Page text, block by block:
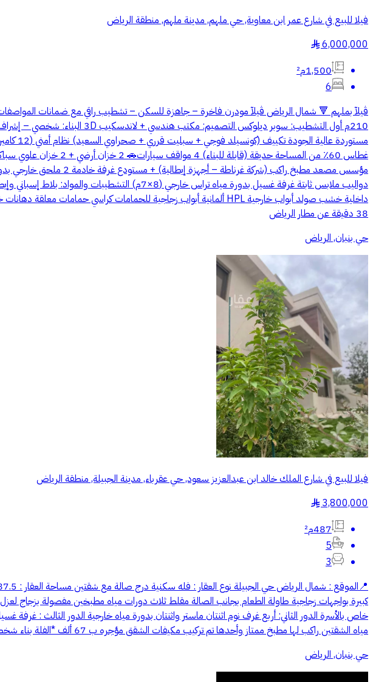
فيلا للبيع في شارع عمر ابن معاوية, حي ملهم, مدينة ملهم, منطقة الرياض
6,000,000
§
1,500م²
6
38 دقيقة عن مطار الرياض
حي بنبان, الرياض
فيلا للبيع في شارع الملك خالد ابن عبدالعزيز سعود, حي عقرباء, مدينة الجبيلة, منطقة الرياض
3,800,000
§
487م²
5
3
كبيرة بواجهات زجاجية طاولة الطعام بجانب الصالة مقلط ثلاث دورات مياه مطبخين مفصولة بزجاج
خاص بالأسرة الدور الثاني: أربع غرف نوم اثنتان ماستر واثنتان بدورة مياه خارجية الدور
مياه الشقتين راكب لها مطبخ ممتاز وأحدها تم تركيب مكيفات الشقق مؤجره ب 67 ألف *الفلة بناء شخصي* الحد 3,800,000 قابل للتفاوض
حي بنبان, الرياض